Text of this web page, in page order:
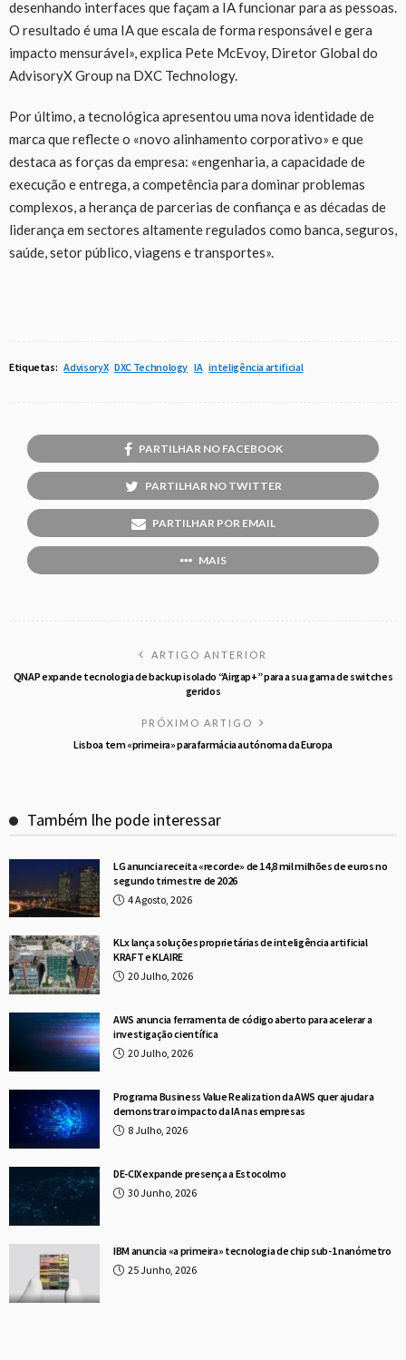
desenhando interfaces que façam a IA funcionar para as pessoas.
O resultado é uma IA que escala de forma responsável e gera
impacto mensurável», explica Pete McEvoy, Diretor Global do
AdvisoryX Group na DXC Technology.
Por último, a tecnológica apresentou uma nova identidade de
marca que reflecte o «novo alinhamento corporativo» e que
destaca as forças da empresa: «engenharia, a capacidade de
execução e entrega, a competência para dominar problemas
complexos, a herança de parcerias de confiança e as décadas de
liderança em sectores altamente regulados como banca, seguros,
saúde, setor público, viagens e transportes».
Etiquetas: AdvisoryX DXC Technology IA inteligência artificial
PARTILHAR NO FACEBOOK
PARTILHAR NO TWITTER
PARTILHAR POR EMAIL
MAIS
ARTIGO ANTERIOR
QNAP expande tecnologia de backup isolado “Airgap+” para a sua gama de switches
geridos
PRÓXIMO ARTIGO
Lisboa tem «primeira» parafarmácia autónoma da Europa
Também lhe pode interessar
LG anuncia receita «recorde» de 14,8 mil milhões de euros no
segundo trimestre de 2026
4 Agosto, 2026
KLx lança soluções proprietárias de inteligência artificial
KRAFT e KLAIRE
20 Julho, 2026
AWS anuncia ferramenta de código aberto para acelerar a
investigação científica
20 Julho, 2026
Programa Business Value Realization da AWS quer ajudar a
demonstrar o impacto da IA nas empresas
8 Julho, 2026
DE-CIX expande presença a Estocolmo
30 Junho, 2026
IBM anuncia «a primeira» tecnologia de chip sub-1 nanómetro
25 Junho, 2026